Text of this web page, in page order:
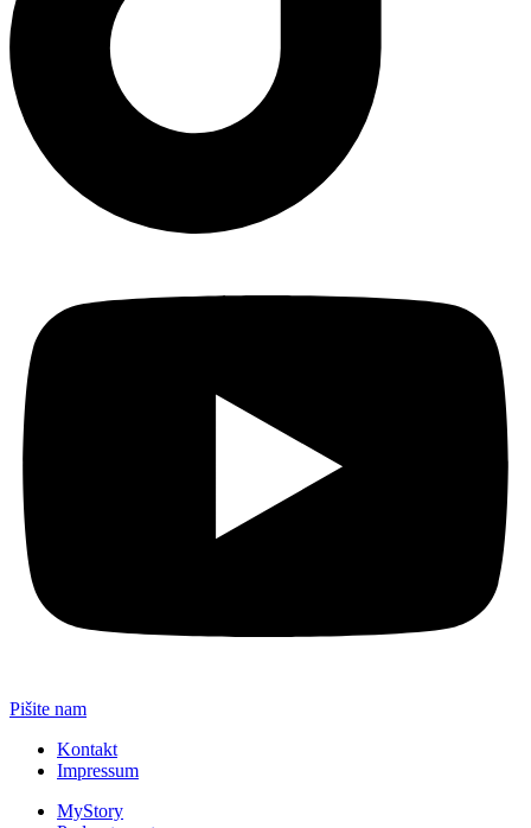
Pišite nam
Kontakt
Impressum
MyStory